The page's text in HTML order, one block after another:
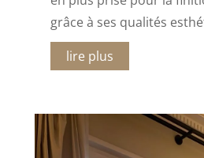
grâce à ses qualités
lire plus